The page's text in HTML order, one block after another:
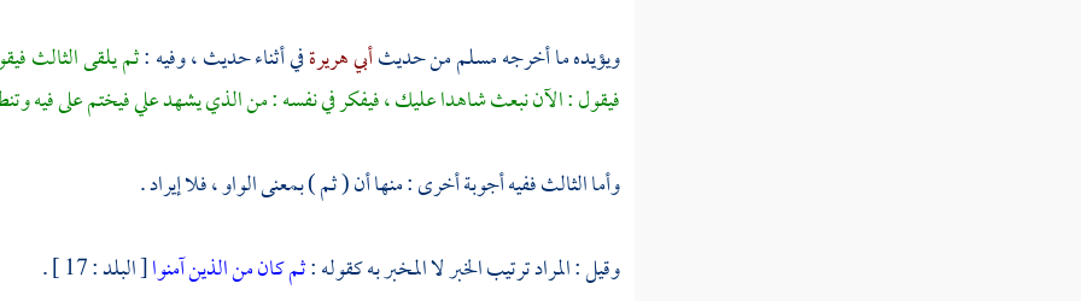
ويؤيده ما أخرجهمسلممن حديثأبي هريرةفي أثناء حديث ، وفيه :ثم يلقى الثالث
فيقول : الآن نبعث شاهدا عليك ، فيفكر في نفسه : من الذي يشهد علي فيختم على فيه
وأما الثالث ففيه أجوبة أخرى : منها أن ( ثم ) بمعنى الواو ، فلا إيراد .
وقيل : المراد ترتيب الخبر لا المخبر به كقوله :ثم كان من الذين آمنوا[ البلد : 17 ] .